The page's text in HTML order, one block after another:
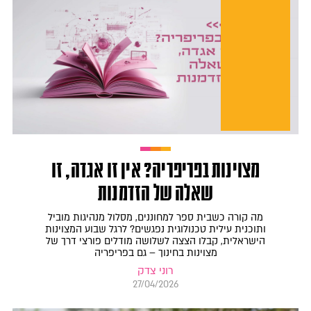
מצוינות בפריפריה? אין זו אגדה, זו
שאלה של הזדמנות
מה קורה כשבית ספר למחוננים, מסלול מנהיגות מוביל
ותוכנית עילית טכנולוגית נפגשים? לרגל שבוע המצוינות
הישראלית, קבלו הצצה לשלושה מודלים פורצי דרך של
מצוינות בחינוך – גם בפריפריה
רוני צדק
27/04/2026